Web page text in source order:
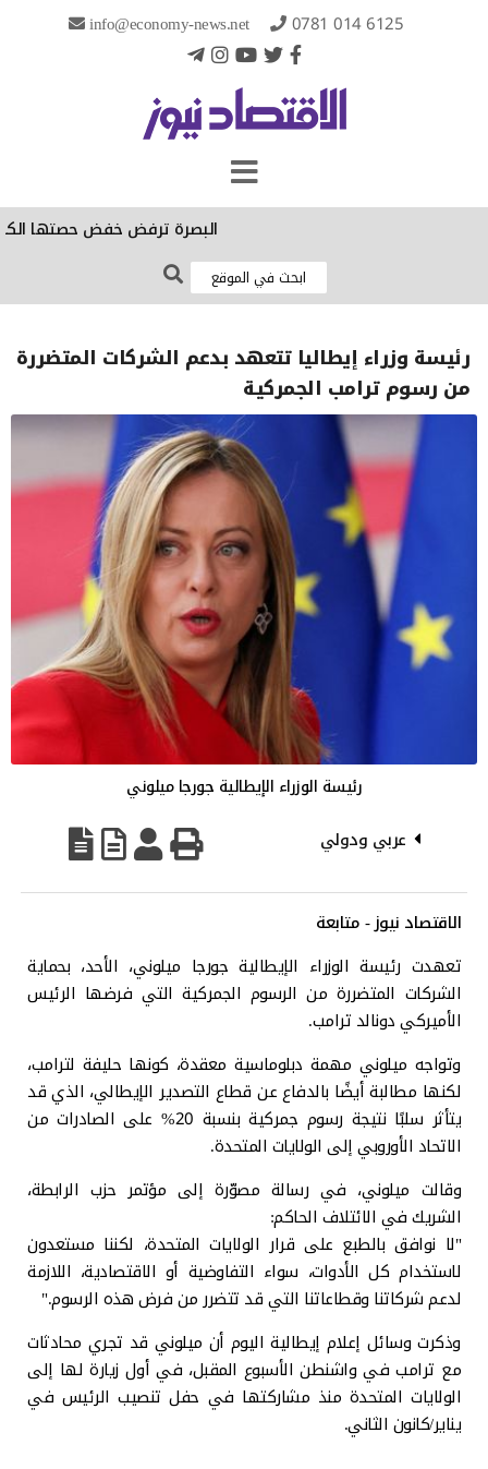
info@economy-news.net 0781 014 6125
البصرة ترفض خفض حصتها
رئيسة وزراء إيطاليا تتعهد بدعم الشركات المتضررة
من رسوم ترامب الجمركية
رئيسة الوزراء الإيطالية جورجا ميلوني
عربي ودولي
الاقتصاد نيوز - متابعة
تعهدت رئيسة الوزراء الإيطالية جورجا ميلوني، الأحد، بحماية
الشركات المتضررة من الرسوم الجمركية التي فرضها الرئيس
الأميركي دونالد ترامب.
وتواجه ميلوني مهمة دبلوماسية معقدة، كونها حليفة لترامب،
لكنها مطالبة أيضًا بالدفاع عن قطاع التصدير الإيطالي، الذي قد
يتأثر سلبًا نتيجة رسوم جمركية بنسبة 20% على الصادرات من
الاتحاد الأوروبي إلى الولايات المتحدة.
وقالت ميلوني، في رسالة مصوّرة إلى مؤتمر حزب الرابطة،
الشريك في الائتلاف الحاكم:
"لا نوافق بالطبع على قرار الولايات المتحدة، لكننا مستعدون
لاستخدام كل الأدوات، سواء التفاوضية أو الاقتصادية، اللازمة
لدعم شركاتنا وقطاعاتنا التي قد تتضرر من فرض هذه الرسوم."
وذكرت وسائل إعلام إيطالية اليوم أن ميلوني قد تجري محادثات
مع ترامب في واشنطن الأسبوع المقبل، في أول زيارة لها إلى
الولايات المتحدة منذ مشاركتها في حفل تنصيب الرئيس في
يناير/كانون الثاني.